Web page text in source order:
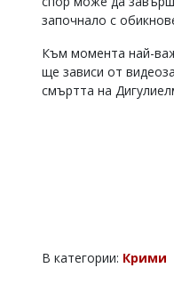
започнало с
Към момента най-
ще зависи от
смъртта на
В категории: Крими